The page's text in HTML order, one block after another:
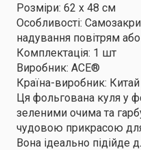
Розміри: 62 x 48 см
Особливості:
надування повітрям або
Комплектація: 1 шт
Виробник: ACE®
Країна-виробник: Китай
Ця фольгована куля у
зеленими очима та
чудовою прикрасою
Вона ідеально підійде